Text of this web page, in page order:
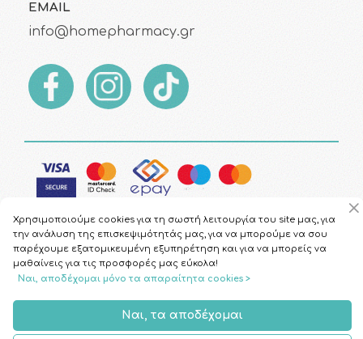
EMAIL
info@homepharmacy.gr
Copyright © 2026HomePharmacy.gr
Χρησιμοποιούμε cookies για τη σωστή λειτουργία του site μας, για
την ανάλυση της επισκεψιμότητάς μας, για να μπορούμε να σου
παρέχουμε εξατομικευμένη εξυπηρέτηση και για να μπορείς να
μαθαίνεις για τις προσφορές μας εύκολα!
Ναι, αποδέχομαι μόνο τα απαραίτητα cookies >
Ναι, τα αποδέχομαι